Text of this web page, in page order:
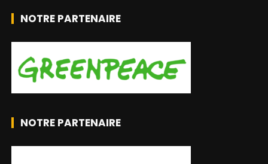
NOTRE PARTENAIRE
NOTRE PARTENAIRE